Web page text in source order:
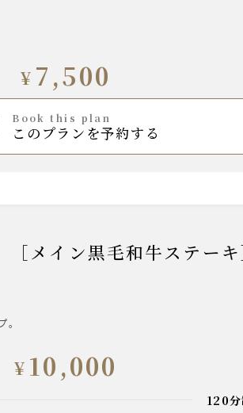
¥ 7,500
book this plan
このプランを予約する
［メイン黒毛和牛ステー
¥ 10,000
120